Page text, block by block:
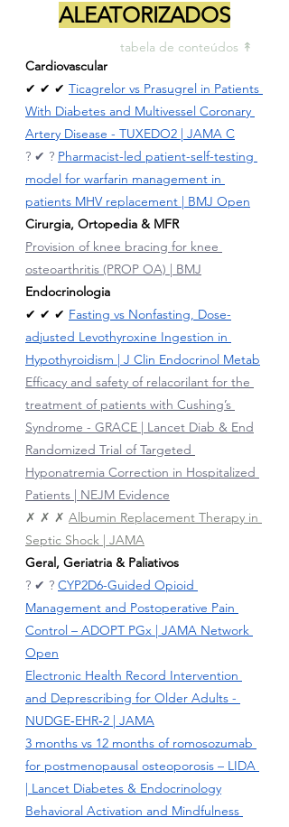
ALEATORIZADOS
tabela de conteúdos ↟
Cardiovascular
✔ ✔ ✔ Ticagrelor vs Prasugrel in Patients
With Diabetes and Multivessel Coronary
Artery Disease - TUXEDO2 | JAMA C
? ✔ ? Pharmacist-led patient-self-testing
model for warfarin management in
patients MHV replacement | BMJ Open
Cirurgia, Ortopedia & MFR
Provision of knee bracing for knee
osteoarthritis (PROP OA) | BMJ
Endocrinologia
✔ ✔ ✔ Fasting vs Nonfasting, Dose-
adjusted Levothyroxine Ingestion in
Hypothyroidism | J Clin Endocrinol Metab
Efficacy and safety of relacorilant for the
treatment of patients with Cushing’s
Syndrome - GRACE | Lancet Diab & End
Randomized Trial of Targeted
Hyponatremia Correction in Hospitalized
Patients | NEJM Evidence
✗ ✗ ✗ Albumin Replacement Therapy in
Septic Shock | JAMA
Geral, Geriatria & Paliativos
? ✔ ? CYP2D6-Guided Opioid
Management and Postoperative Pain
Control – ADOPT PGx | JAMA Network
Open
Electronic Health Record Intervention
and Deprescribing for Older Adults -
NUDGE‑EHR‑2 | JAMA
3 months vs 12 months of romosozumab
for postmenopausal osteoporosis – LIDA
| Lancet Diabetes & Endocrinology
Behavioral Activation and Mindfulness